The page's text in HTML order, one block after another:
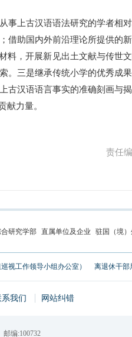
上古汉语语法研究的学者相
借助国内外前沿理论所提供的
料，开展新见出土文献与传世
三是继承传统小学的优秀成
汉语语言事实的准确刻画与
献力量。
责任
研究学部 直属单位及企业 驻国（境
视工作领导小组办公室） 离退休干部
系我们 网站纠错
邮编:100732